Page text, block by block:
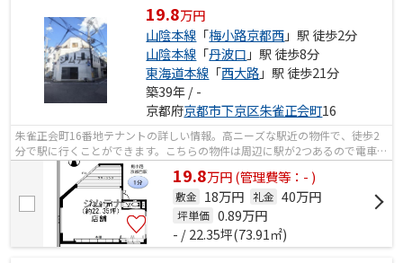
19.8万円
山陰本線 「梅小路京都西」駅 徒歩2分
山陰本線 「丹波口 」駅 徒歩8分
東海道本線 「西大路」駅 徒歩21分
築39年 / -
京都府京都市下京区朱雀正会町16
朱雀正会町16番地テナントの詳しい情報。高ニーズな駅近の物件で、徒歩2
分で駅に行くことができます。こちらの物件は周辺に駅が2つあるので電車へ
のアクセスが便利な物件です。 19.8万円(管理費等：- )
敷金 18万円 礼金 40万円
坪単価 0.89万円
- / 22.35坪(73.91㎡)